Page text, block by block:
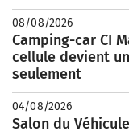
08/08/2026
Camping-car CI
cellule devient
seulement
04/08/2026
Salon du